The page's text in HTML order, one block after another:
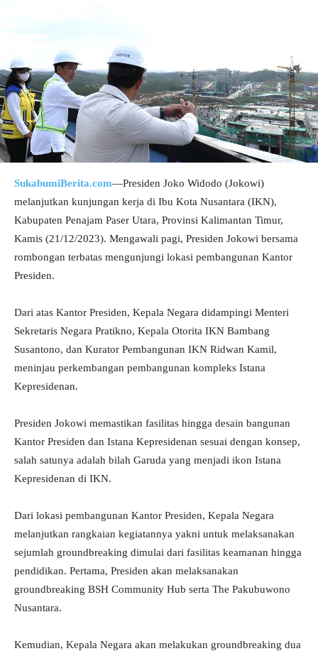
SukabumiBerita.com—Presiden Joko Widodo (Jokowi)
melanjutkan kunjungan kerja di Ibu Kota Nusantara (IKN),
Kabupaten Penajam Paser Utara, Provinsi Kalimantan Timur,
Kamis (21/12/2023). Mengawali pagi, Presiden Jokowi bersama
rombongan terbatas mengunjungi lokasi pembangunan Kantor
Presiden.
Dari atas Kantor Presiden, Kepala Negara didampingi Menteri
Sekretaris Negara Pratikno, Kepala Otorita IKN Bambang
Susantono, dan Kurator Pembangunan IKN Ridwan Kamil,
meninjau perkembangan pembangunan kompleks Istana
Kepresidenan.
Presiden Jokowi memastikan fasilitas hingga desain bangunan
Kantor Presiden dan Istana Kepresidenan sesuai dengan konsep,
salah satunya adalah bilah Garuda yang menjadi ikon Istana
Kepresidenan di IKN.
Dari lokasi pembangunan Kantor Presiden, Kepala Negara
melanjutkan rangkaian kegiatannya yakni untuk melaksanakan
sejumlah groundbreaking dimulai dari fasilitas keamanan hingga
pendidikan. Pertama, Presiden akan melaksanakan
groundbreaking BSH Community Hub serta The Pakubuwono
Nusantara.
Kemudian, Kepala Negara akan melakukan groundbreaking dua